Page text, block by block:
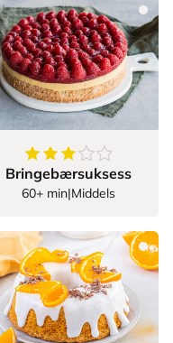
stjerner
Bringebærsuksess
60+ min|Middels